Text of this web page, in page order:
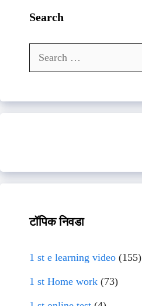
Search
Search
for:
टॉपिक निवडा
1 st e learning video (155)
1 st Home work (73)